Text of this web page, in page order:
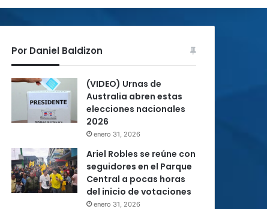
Por Daniel Baldizon
(VIDEO) Urnas de
Australia abren estas
elecciones nacionales
2026
enero 31, 2026
Ariel Robles se reúne con
seguidores en el Parque
Central a pocas horas
del inicio de votaciones
enero 31, 2026